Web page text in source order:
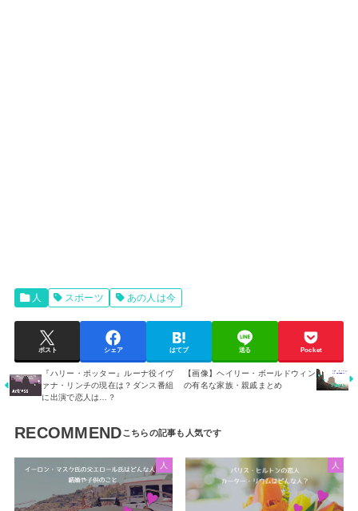
人 スポーツ あの人は今
ポスト シェア はてブ 送る Pocket
『ハリー・ポッター』ルーナ役イヴ
ァナ・リンチの現在は？ダンス番組
に出演で恋人は…？
【画像】ヘイリー・ボールドウィン
の有名な家族・親戚まとめ
RECOMMEND
人 人